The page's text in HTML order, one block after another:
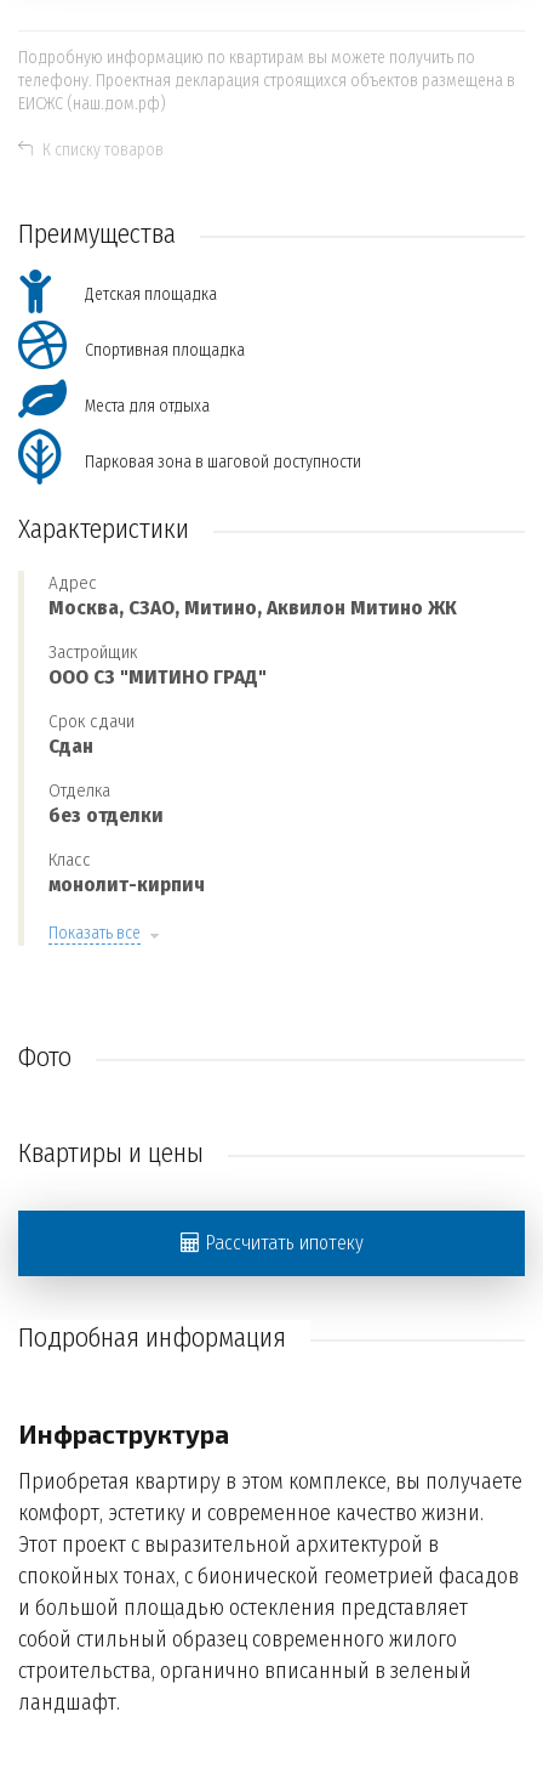
Подробную информацию по квартирам вы можете получить по
телефону. Проектная декларация строящихся объектов размещена в
ЕИСЖС (наш.дом.рф)
К списку товаров
Преимущества
Детская площадка
Спортивная площадка
Места для отдыха
Парковая зона в шаговой доступности
Характеристики
Адрес
Москва, СЗАО, Митино, Аквилон Митино ЖК
Застройщик
ООО СЗ "МИТИНО ГРАД"
Срок сдачи
Сдан
Отделка
без отделки
Класс
монолит-кирпич
Показать все
Фото
Квартиры и цены
Рассчитать ипотеку
Подробная информация
Инфраструктура
Приобретая квартиру в этом комплексе, вы получаете
комфорт, эстетику и современное качество жизни.
Этот проект с выразительной архитектурой в
спокойных тонах, с бионической геометрией фасадов
и большой площадью остекления представляет
собой стильный образец современного жилого
строительства, органично вписанный в зеленый
ландшафт.